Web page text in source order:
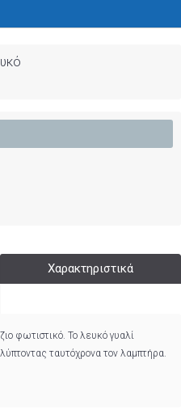
Χαρακτηριστικά
φωτιστικό. Το λευκό γυαλί
ταυτόχρονα τον λαμπτήρα.